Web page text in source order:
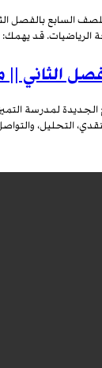
بالفصل
الرياضيات. قد
الثاني ||
لمدرسة
التحليل،